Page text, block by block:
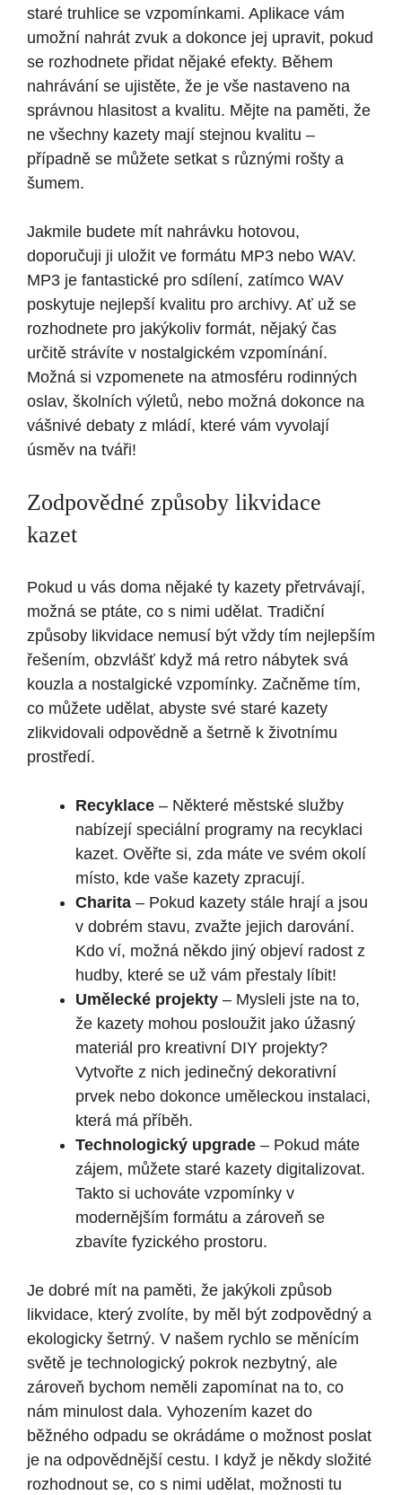
staré truhlice se vzpomínkami. Aplikace vám
umožní nahrát zvuk a dokonce jej upravit, pokud
se rozhodnete přidat nějaké efekty. Během
nahrávání se ujistěte, že je vše nastaveno na
správnou hlasitost a kvalitu. Mějte na paměti, že
ne všechny kazety mají stejnou kvalitu –
případně se můžete setkat s různými rošty a
šumem.
Jakmile budete mít nahrávku hotovou,
doporučuji ji uložit ve formátu MP3 nebo WAV.
MP3 je fantastické pro sdílení, zatímco WAV
poskytuje nejlepší kvalitu pro archivy. Ať už se
rozhodnete pro jakýkoliv formát, nějaký čas
určitě strávíte v nostalgickém vzpomínání.
Možná si vzpomenete na atmosféru rodinných
oslav, školních výletů, nebo možná dokonce na
vášnivé debaty z mládí, které vám vyvolají
úsměv na tváři!
Zodpovědné způsoby likvidace
kazet
Pokud u vás doma nějaké ty kazety přetrvávají,
možná se ptáte, co s nimi udělat. Tradiční
způsoby likvidace nemusí být vždy tím nejlepším
řešením, obzvlášť když má retro nábytek svá
kouzla a nostalgické vzpomínky. Začněme tím,
co můžete udělat, abyste své staré kazety
zlikvidovali odpovědně a šetrně k životnímu
prostředí.
Recyklace – Některé městské služby
nabízejí speciální programy na recyklaci
kazet. Ověřte si, zda máte ve svém okolí
místo, kde vaše kazety zpracují.
Charita – Pokud kazety stále hrají a jsou
v dobrém stavu, zvažte jejich darování.
Kdo ví, možná někdo jiný objeví radost z
hudby, které se už vám přestaly líbit!
Umělecké projekty – Mysleli jste na to,
že kazety mohou posloužit jako úžasný
materiál pro kreativní DIY projekty?
Vytvořte z nich jedinečný dekorativní
prvek nebo dokonce uměleckou instalaci,
která má příběh.
Technologický upgrade – Pokud máte
zájem, můžete staré kazety digitalizovat.
Takto si uchováte vzpomínky v
modernějším formátu a zároveň se
zbavíte fyzického prostoru.
Je dobré mít na paměti, že jakýkoli způsob
likvidace, který zvolíte, by měl být zodpovědný a
ekologicky šetrný. V našem rychlo se měnícím
světě je technologický pokrok nezbytný, ale
zároveň bychom neměli zapomínat na to, co
nám minulost dala. Vyhozením kazet do
běžného odpadu se okrádáme o možnost poslat
je na odpovědnější cestu. I když je někdy složité
rozhodnout se, co s nimi udělat, možnosti tu